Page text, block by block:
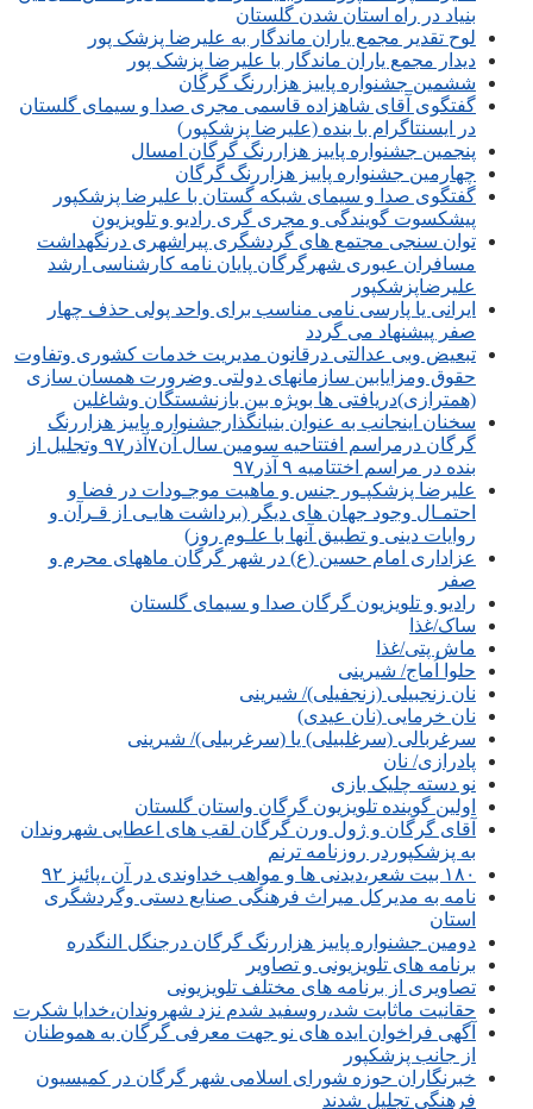
بنیاد در راه استان شدن گلستان
لوح تقدیر مجمع یاران ماندگار به علیرضا پزشک پور
دیدار مجمع یاران ماندگار با علیرضا پزشک پور
ششمین جشنواره پاییز هزاررنگ گرگان
گفتگوی آقای شاهزاده قاسمی مجری صدا و سیمای گلستان
در ایسنتاگرام با بنده (علیرضا پزشکپور)
پنجمین جشنواره پاییز هزاررنگ گرگان امسال
چهارمین جشنواره پاییز هزاررنگ گرگان
گفتگوی صدا و سیمای شبکه گستان با علیرضا پزشکپور
پیشکسوت گویندگی و مجری گری رادیو و تلویزیون
توان سنجی مجتمع های گردشگری پیراشهری درنگهداشت
مسافران عبوری شهرگرگان پایان نامه کارشناسی ارشد
علیرضاپزشکپور
ایرانی یا پارسی نامی مناسب برای واحد پولی حذف چهار
صفر پیشنهاد می گردد
تبعیض وبی عدالتی درقانون مدیریت خدمات کشوری وتفاوت
حقوق ومزایابین سازمانهای دولتی وضرورت همسان سازی
(همترازی)دریافتی ها بویژه بین بازنشستگان وشاغلین
سخنان اینجانب به عنوان بنیانگذارجشنواره پاییز هزاررنگ
گرگان درمراسم افتتاحیه سومین سال آن۷آذر۹۷ وتجلیل از
بنده در مراسم اختتامیه ۹ آذر۹۷
علیرضا پزشکپـور جنس و ماهیت موجـودات در فضا و
احتمـال وجود جهان های دیگر (برداشت هایـی از قـرآن و
روایات دینی و تطبیق آنها با علـوم روز)
عزاداری امام حسین (ع) در شهر گرگان ماههای محرم و
صفر
رادیو و تلویزیون گرگان صدا و سیمای گلستان
ساک/غذا
ماش پتی/غذا
حلوا اُماج/ شیرینی
نان زنجبیلی (زنجفیلی)/ شیرینی
نان خرمایی (نان عیدی)
سرغربالی (سرغلبیلی) یا (سرغربیلی)/ شیرینی
پادرازی/ نان
نو دسته چلیک بازی
اولین گوینده تلویزیون گرگان واستان گلستان
آقای گرگان و ژول ورن گرگان لقب های اعطایی شهروندان
به پزشکپوردر روزنامه ترنم
۱۸۰ بیت شعر،دیدنی ها و مواهب خداوندی در آن ،پائیز ۹۲
نامه به مدیرکل میراث فرهنگی صنایع دستی وگردشگری
استان
دومین جشنواره پاییز هزاررنگ گرگان درجنگل النگدره
برنامه های تلویزیونی و تصاویر
تصاویری از برنامه های مختلف تلویزیونی
حقانیت ماثابت شد،روسفید شدم نزد شهروندان،خدایا شکرت
آگهی فراخوان ایده های نو جهت معرفی گرگان به هموطنان
از جانب پزشکپور
خبرنگاران حوزه شورای اسلامی شهر گرگان در کمیسیون
فرهنگی تجلیل شدند